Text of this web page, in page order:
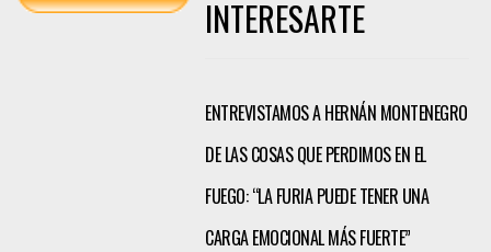
INTERESARTE
ENTREVISTAMOS A HERNÁN MONTENEGRO
DE LAS COSAS QUE PERDIMOS EN EL
FUEGO: “LA FURIA PUEDE TENER UNA
CARGA EMOCIONAL MÁS FUERTE”